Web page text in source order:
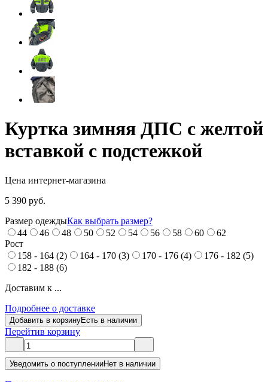
Куртка зимняя ДПС с желтой
вставкой с подстежкой
Цена интернет-магазина
5 390 руб.
Размер одеждыКак выбрать размер?
44
46 48 50 52 54 56 58 60
62
Рост
158 - 164 (2)
164 - 170 (3) 170 - 176 (4)
176 - 182 (5)
182 - 188 (6)
Доставим к ...
Подробнее о доставке
Добавить в корзинуЕсть в наличии
Перейтив корзину
Уведомить о поступленииНет в наличии